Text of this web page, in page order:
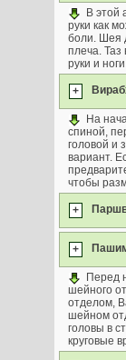
В этой
руки как
боли. Шея
плеча. Таз
руки и
+
На
спиной,
головой и
вариант.
чтобы
+
+
Перед
шейного
отделом,
шейном
головы в
круговые